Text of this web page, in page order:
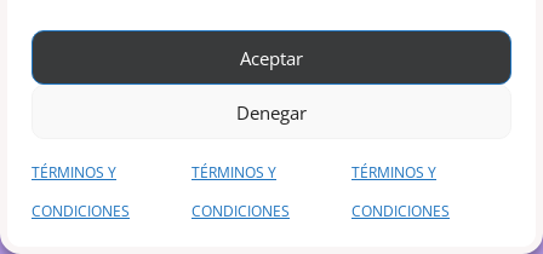
Aceptar
Denegar
TÉRMINOS Y
CONDICIONES
TÉRMINOS Y
CONDICIONES
TÉRMINOS Y
CONDICIONES